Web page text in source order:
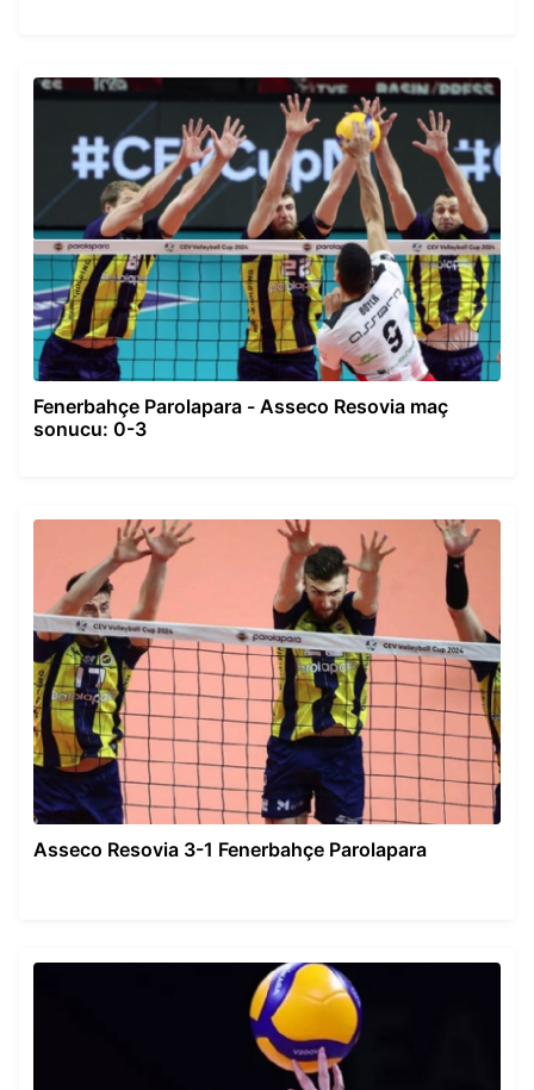
Fenerbahçe Parolapara - Asseco Resovia maç
sonucu: 0-3
Asseco Resovia 3-1 Fenerbahçe Parolapara